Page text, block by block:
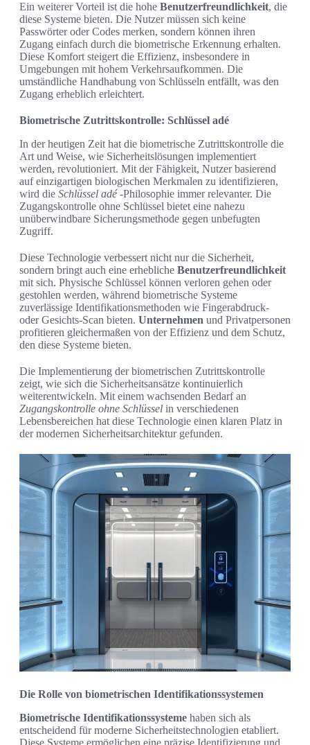
Ein weiterer Vorteil ist die hohe Benutzerfreundlichkeit, die
diese Systeme bieten. Die Nutzer müssen sich keine
Passwörter oder Codes merken, sondern können ihren
Zugang einfach durch die biometrische Erkennung erhalten.
Diese Komfort steigert die Effizienz, insbesondere in
Umgebungen mit hohem Verkehrsaufkommen. Die
umständliche Handhabung von Schlüsseln entfällt, was den
Zugang erheblich erleichtert.
Biometrische Zutrittskontrolle: Schlüssel adé
In der heutigen Zeit hat die biometrische Zutrittskontrolle die
Art und Weise, wie Sicherheitslösungen implementiert
werden, revolutioniert. Mit der Fähigkeit, Nutzer basierend
auf einzigartigen biologischen Merkmalen zu identifizieren,
wird die Schlüssel adé-Philosophie immer relevanter. Die
Zugangskontrolle ohne Schlüssel bietet eine nahezu
unüberwindbare Sicherungsmethode gegen unbefugten
Zugriff.
Diese Technologie verbessert nicht nur die Sicherheit,
sondern bringt auch eine erhebliche Benutzerfreundlichkeit
mit sich. Physische Schlüssel können verloren gehen oder
gestohlen werden, während biometrische Systeme
zuverlässige Identifikationsmethoden wie Fingerabdruck-
oder Gesichts-Scan bieten. Unternehmen und Privatpersonen
profitieren gleichermaßen von der Effizienz und dem Schutz,
den diese Systeme bieten.
Die Implementierung der biometrischen Zutrittskontrolle
zeigt, wie sich die Sicherheitsansätze kontinuierlich
weiterentwickeln. Mit einem wachsenden Bedarf an
Zugangskontrolle ohne Schlüssel in verschiedenen
Lebensbereichen hat diese Technologie einen klaren Platz in
der modernen Sicherheitsarchitektur gefunden.
Die Rolle von biometrischen Identifikationssystemen
Biometrische Identifikationssysteme haben sich als
entscheidend für moderne Sicherheitstechnologien etabliert.
Diese Systeme ermöglichen eine präzise Identifizierung und